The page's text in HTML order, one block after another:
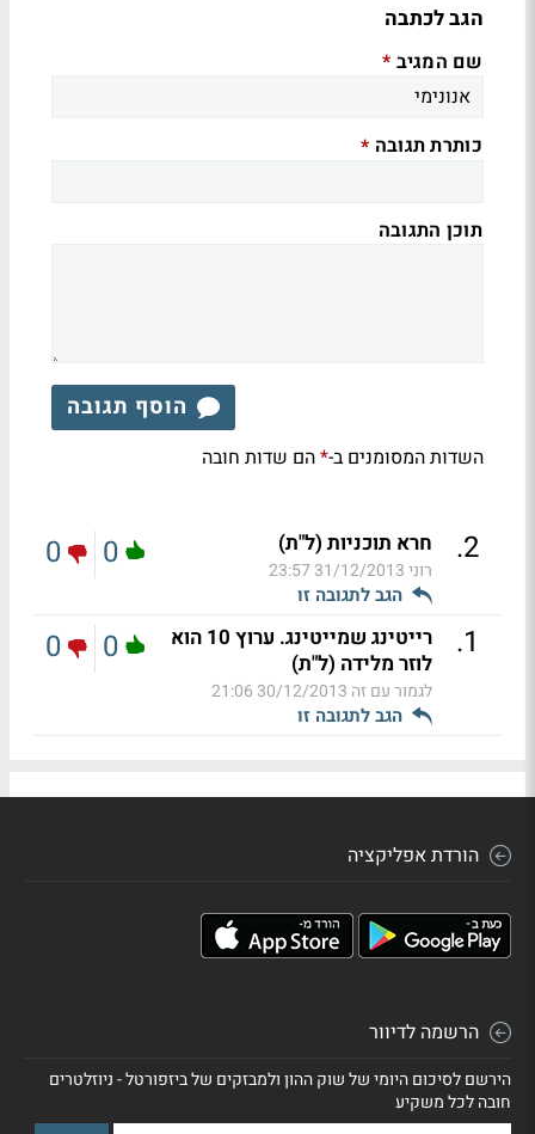
הגב לכתבה
שם המגיב *
כותרת תגובה *
תוכן התגובה
הוסף תגובה
השדות המסומנים ב-*הם שדות חובה
2
. חרא תוכניות (ל"ת)
רוני31/12/2013 23:57
הגב לתגובה זו
0
0
1
.
רייטינג שמייטינג. ערוץ 10 הוא
לוזר מלידה (ל"ת)
לגמור עם זה 30/12/2013 21:06
הגב לתגובה זו
0
0
הורדת אפליקציה
הרשמה לדיוור
הירשם לסיכום היומי של שוק ההון ולמבזקים של ביזפורטל - ניוזלטרים
חובה לכל משקיע